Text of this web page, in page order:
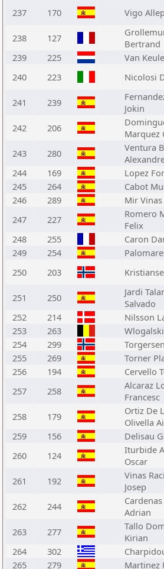
237 170 Vigo
238 127
Bertrand
239
225 Van
240
223 Nicolosi
241 239
Jokin
242 206
Marquez
243 280
Ventura
244
169 Lopez
245
264 Cabot
246
289 Mir Vinas
247
227
Romero
Felix
248
255 Caron
249
254
250
203
251 250
Jardi
Salvado
252
214 Nilsson
253
263
254
299
255
269 Torner
256
194 Cervello
257
258
Alcaraz
Francesc
258 179
Ortiz De
Olivella
259
156 Delisau
260
124
Iturbide
Oscar
261 192
Vinas
Josep
262 244
Adrian
263 277
Tallo
Kirian
264
302
265
279 Martinez